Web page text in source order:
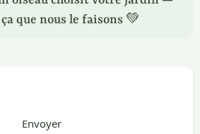
que nous le faisons 💚
Envoyer